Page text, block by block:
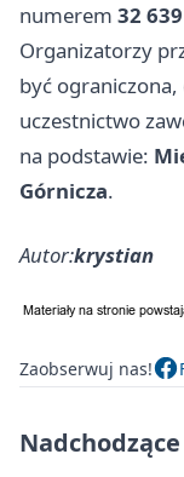
numerem 32
Organizatorzy
być ograniczona,
uczestnictwo
na podstawie:
Górnicza.
Autor:krystian
Zaobserwuj nas!